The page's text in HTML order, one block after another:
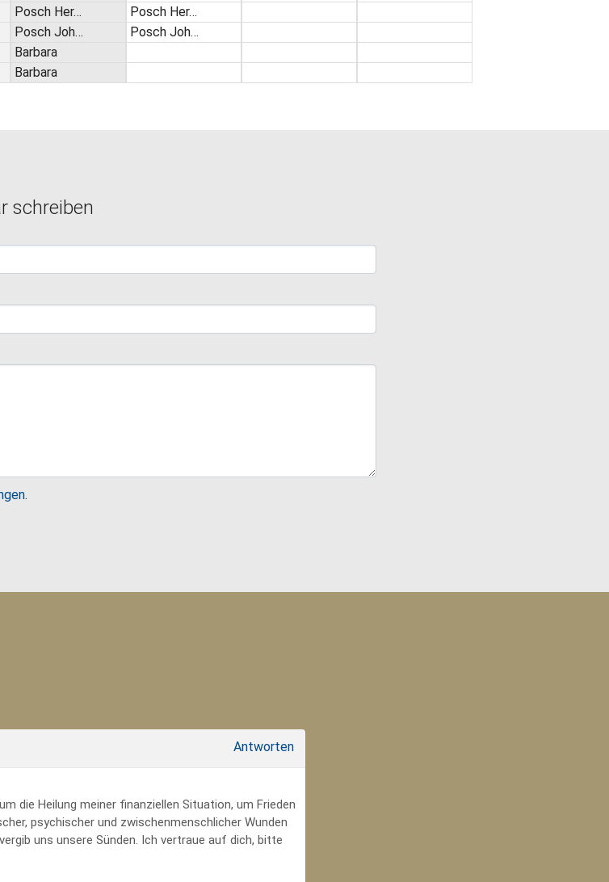
Posch Her…
Posch Joh…
Barbara
Barbara
Posch Her…
Posch Joh…
schreiben
.
Antworten
die Heilung meiner finanziellen Situation, um Frieden
psychischer und zwischenmenschlicher Wunden
uns unsere Sünden. Ich vertraue auf dich, bitte